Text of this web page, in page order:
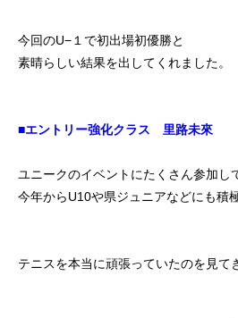
今回のU−１で初出場初優勝と
素晴らしい結果を出してくれました。
■エントリー強化クラス 里路未來
ユニークのイベントにたくさん参加し
今年からU10や県ジュニアなどにも積
テニスを本当に頑張っていたのを見て